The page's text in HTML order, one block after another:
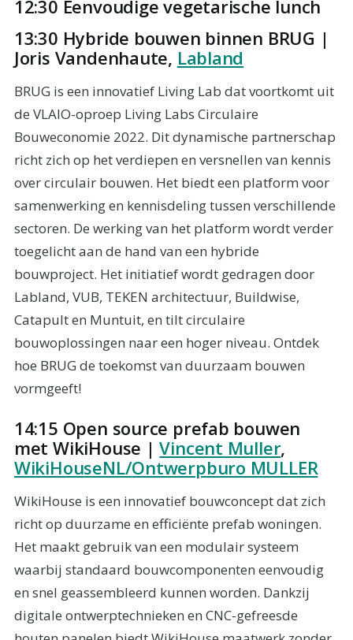
12:30 Eenvoudige vegetarische lunch
13:30 Hybride bouwen binnen BRUG |
Joris Vandenhaute, Labland
BRUG is een innovatief Living Lab dat voortkomt uit
de VLAIO-oproep Living Labs Circulaire
Bouweconomie 2022. Dit dynamische partnerschap
richt zich op het verdiepen en versnellen van kennis
over circulair bouwen. Het biedt een platform voor
samenwerking en kennisdeling tussen verschillende
sectoren. De werking van het platform wordt verder
toegelicht aan de hand van een hybride
bouwproject. Het initiatief wordt gedragen door
Labland, VUB, TEKEN architectuur, Buildwise,
Catapult en Muntuit, en tilt circulaire
bouwoplossingen naar een hoger niveau. Ontdek
hoe BRUG de toekomst van duurzaam bouwen
vormgeeft!
14:15 Open source prefab bouwen
met WikiHouse |Vincent Muller,
WikiHouseNL/Ontwerpburo MULLER
WikiHouse is een innovatief bouwconcept dat zich
richt op duurzame en efficiënte prefab woningen.
Het maakt gebruik van een modulair systeem
waarbij standaard bouwcomponenten eenvoudig
en snel geassembleerd kunnen worden. Dankzij
digitale ontwerptechnieken en CNC-gefreesde